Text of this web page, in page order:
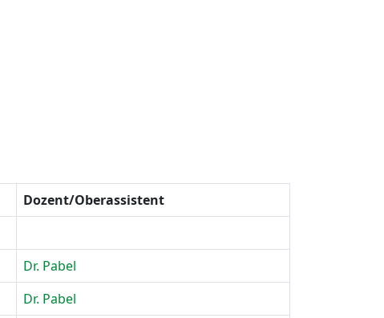
Dozent/Oberassistent
Dr. Pabel
Dr. Pabel